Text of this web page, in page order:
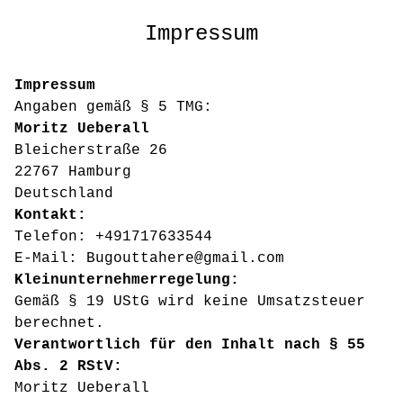
Impressum
Impressum
Angaben gemäß § 5 TMG:
Moritz Ueberall
Bleicherstraße 26
22767 Hamburg
Deutschland
Kontakt:
Telefon: +491717633544
E-Mail: Bugouttahere@gmail.com
Kleinunternehmerregelung:
Gemäß § 19 UStG wird keine Umsatzsteuer
berechnet.
Verantwortlich für den Inhalt nach § 55
Abs. 2 RStV:
Moritz Ueberall